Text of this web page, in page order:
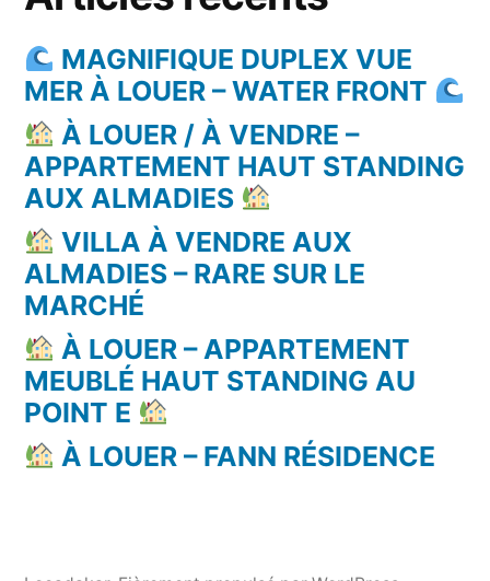
MAGNIFIQUE DUPLEX VUE
MER À LOUER – WATER FRONT
À LOUER / À VENDRE –
APPARTEMENT HAUT STANDING
AUX ALMADIES
VILLA À VENDRE AUX
ALMADIES – RARE SUR LE
MARCHÉ
À LOUER – APPARTEMENT
MEUBLÉ HAUT STANDING AU
POINT E
À LOUER – FANN RÉSIDENCE